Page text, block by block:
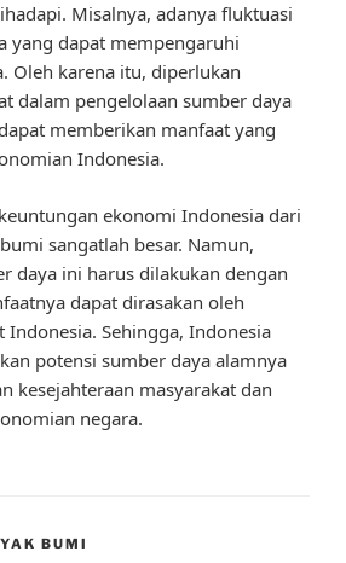
Misalnya, adanya fluktuasi
yang dapat mempengaruhi
Oleh karena itu, diperlukan
dalam pengelolaan sumber daya
memberikan manfaat yang
Indonesia.
ekonomi Indonesia dari
sangatlah besar. Namun,
daya ini harus dilakukan dengan
dapat dirasakan oleh
Indonesia. Sehingga, Indonesia
potensi sumber daya alamnya
kesejahteraan masyarakat dan
negara.
BUMI